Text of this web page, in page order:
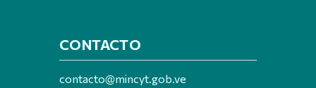
CONTACTO
contacto@mincyt.gob.ve